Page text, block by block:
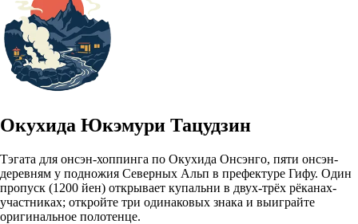
Окухида Юкэмури Тацудзин
Тэгата для онсэн-хоппинга по Окухида Онсэнго, пяти онсэн-
деревням у подножия Северных Альп в префектуре Гифу. Один
пропуск (1200 йен) открывает купальни в двух-трёх рёканах-
участниках; откройте три одинаковых знака и выиграйте
оригинальное полотенце.